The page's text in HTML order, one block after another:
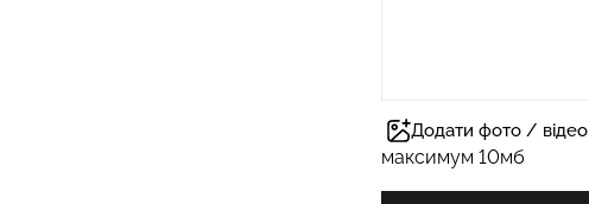
Додати фото / відео
максимум 10мб